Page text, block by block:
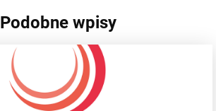
Podobne wpisy